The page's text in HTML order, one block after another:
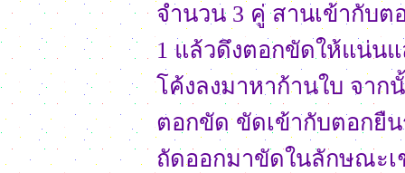
จำนวน 3 คู่ สานเข้ากับ
1 แล้วดึงตอกขัดให้แน่น
โค้งลงมาหาก้านใบ จา
ตอกขัด ขัดเข้ากับตอกยื
ถัดออกมาขัดในลักษณะ